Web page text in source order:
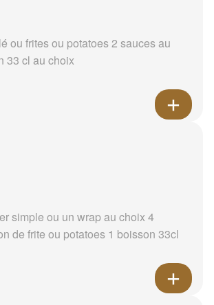
ou frites ou potatoes 2 sauces au
33 cl au choix
simple ou un wrap au choix 4
de frite ou potatoes 1 boisson 33cl